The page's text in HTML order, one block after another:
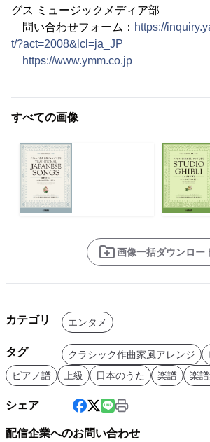
グス ミュージックメディア部
問い合わせフォーム： https://
t/?act=2008&lcl=ja_JP
https://www.ymm.co.jp
すべての画像
画像一括ダウンロー
カテゴリ エンタメ
タグ クラシック作曲家風アレンジ
ピアノ譜
上級 日本のうた 楽譜 楽
シェア
配信企業へのお問い合わせ